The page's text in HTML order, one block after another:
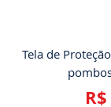
Tela de